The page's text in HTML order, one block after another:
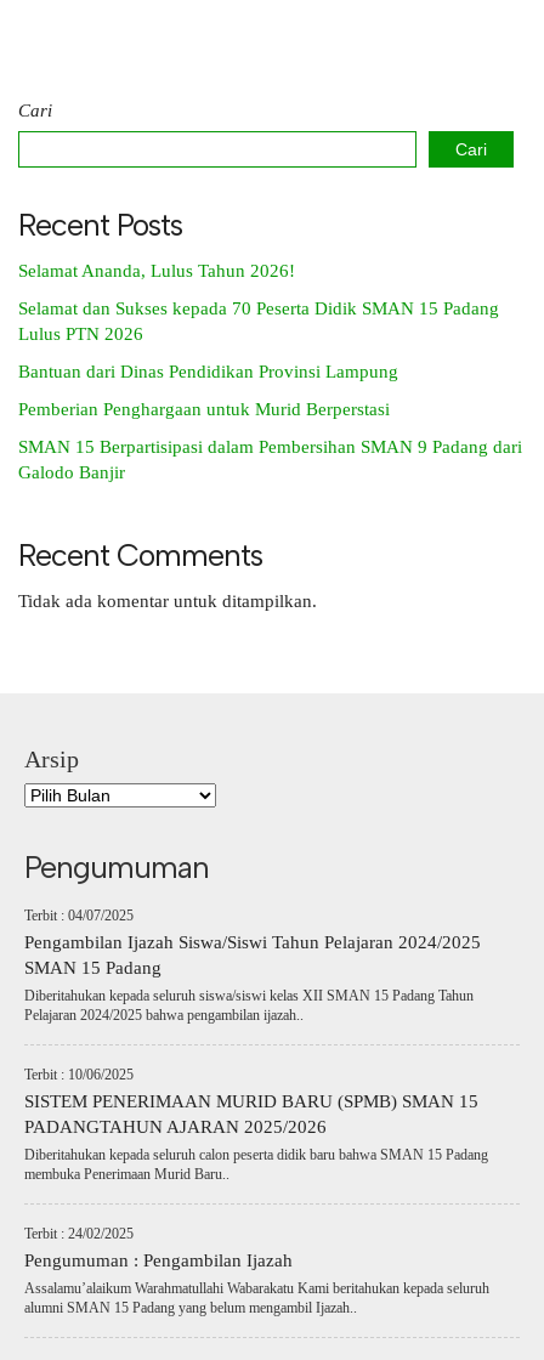
Cari
Cari
Recent Posts
Selamat Ananda, Lulus Tahun 2026!
Selamat dan Sukses kepada 70 Peserta Didik SMAN 15 Padang
Lulus PTN 2026
Bantuan dari Dinas Pendidikan Provinsi Lampung
Pemberian Penghargaan untuk Murid Berperstasi
SMAN 15 Berpartisipasi dalam Pembersihan SMAN 9 Padang dari
Galodo Banjir
Recent Comments
Tidak ada komentar untuk ditampilkan.
Arsip
Pengumuman
Terbit : 04/07/2025
Pengambilan Ijazah Siswa/Siswi Tahun Pelajaran 2024/2025
SMAN 15 Padang
Diberitahukan kepada seluruh siswa/siswi kelas XII SMAN 15 Padang Tahun
Pelajaran 2024/2025 bahwa pengambilan ijazah..
Terbit : 10/06/2025
SISTEM PENERIMAAN MURID BARU (SPMB) SMAN 15
PADANGTAHUN AJARAN 2025/2026
Diberitahukan kepada seluruh calon peserta didik baru bahwa SMAN 15 Padang
membuka Penerimaan Murid Baru..
Terbit : 24/02/2025
Pengumuman : Pengambilan Ijazah
Assalamu’alaikum Warahmatullahi Wabarakatu Kami beritahukan kepada seluruh
alumni SMAN 15 Padang yang belum mengambil Ijazah..